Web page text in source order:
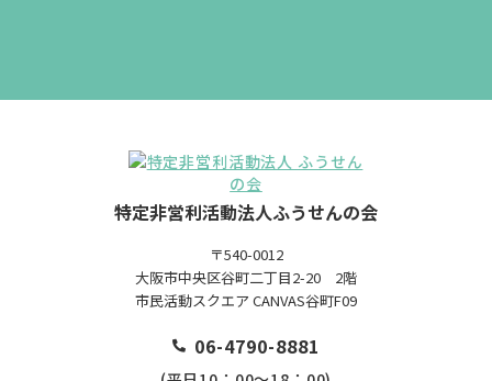
特定非営利活動法人ふうせんの会
〒540-0012
大阪市中央区谷町二丁目2-20 2階
市民活動スクエア CANVAS谷町F09
06-4790-8881